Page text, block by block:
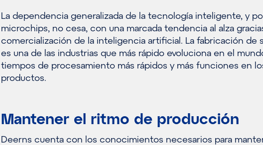
La dependencia generalizada de la tecnología inteligente, y
microchips, no cesa, con una marcada tendencia al alza
comercialización de la inteligencia artificial. La fabricación de
es una de las industrias que más rápido evoluciona en el
tiempos de procesamiento más rápidos y más funciones en
productos.
Mantener el ritmo de producción
Deerns cuenta con los conocimientos necesarios para